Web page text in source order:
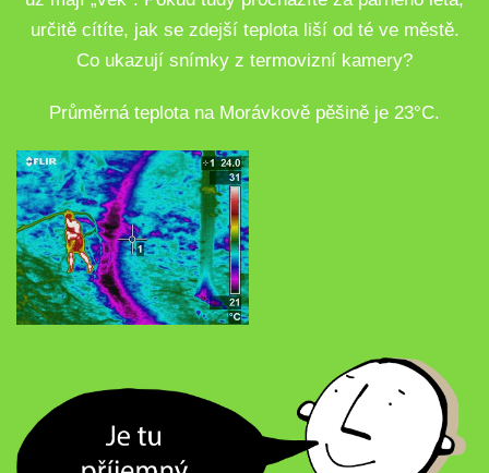
určitě cítíte, jak se zdejší teplota liší od té ve městě.
Co ukazují snímky z termovizní kamery?
Průměrná teplota na Morávkově pěšině je 23°C.